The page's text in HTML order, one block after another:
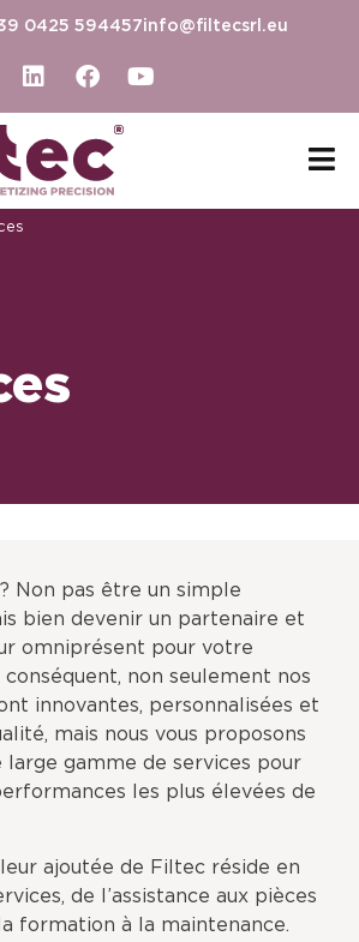
0425 594457info@filtecsrl.eu
Non pas être un simple
bien devenir un partenaire et
omniprésent pour votre
non seulement nos
innovantes, personnalisées et
mais nous vous proposons
large gamme de services pour
les plus élevées de
ajoutée de Filtec réside en
de l’assistance aux pièces
formation à la maintenance.